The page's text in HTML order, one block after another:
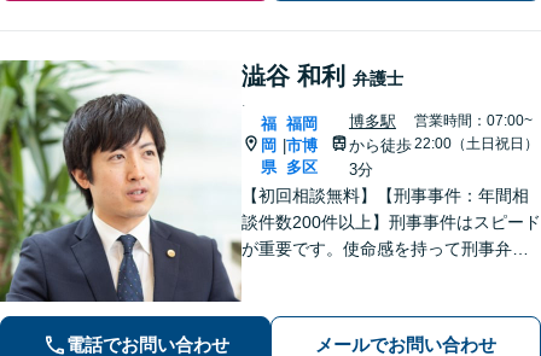
澁谷 和利 弁護士
福
岡
県
福岡
市博
多区
博多駅
から徒歩
3分
営業時間：07:00~
22:00（土日祝日）
【初回相談無料】【刑事事件：年間相
談件数200件以上】刑事事件はスピード
が重要です。使命感を持って刑事弁護
対応可能：通訳を介さず英語で直接サ
電話でお問い合わせ メールでお問い合わせ